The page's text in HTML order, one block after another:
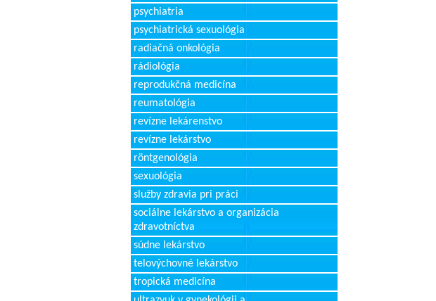
psychiatria
psychiatrická sexuológia
radiačná onkológia
rádiológia
reprodukčná medicína
reumatológia
revízne lekárenstvo
revízne lekárstvo
röntgenológia
sexuológia
služby zdravia pri práci
sociálne lekárstvo a organizácia
zdravotníctva
súdne lekárstvo
telovýchovné lekárstvo
tropická medicína